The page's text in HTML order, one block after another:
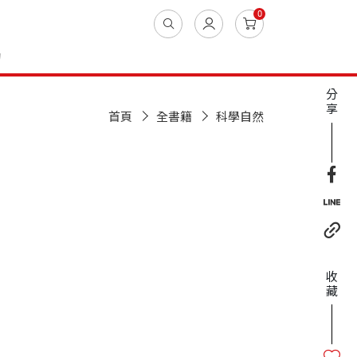
0
首頁 全書籍 科學自然
分
享
收
藏